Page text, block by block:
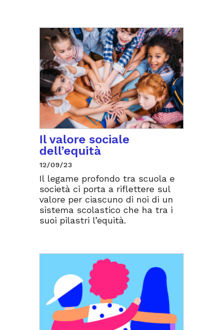
Il valore sociale
dell’equità
12/09/23
Il legame profondo tra scuola e
società ci porta a riflettere sul
valore per ciascuno di noi di un
sistema scolastico che ha tra i
suoi pilastri l’equità.